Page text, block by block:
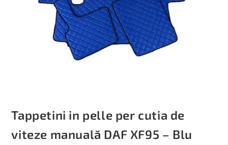
Tappetini in pelle per cutia de
viteze manuală DAF XF95 – Blu